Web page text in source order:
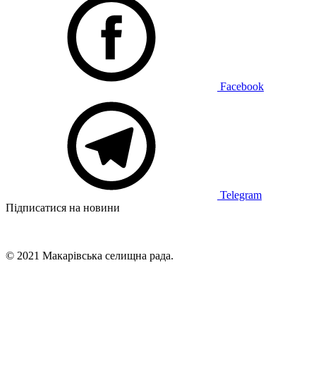
Facebook
Telegram
Підписатися на новини
© 2021 Макарівська селищна рада.